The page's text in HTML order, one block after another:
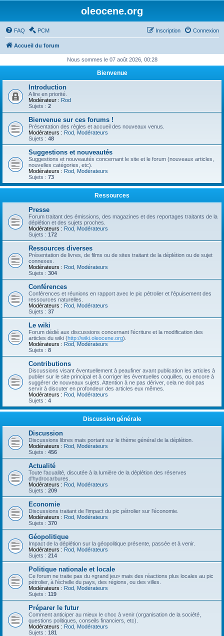
oleocene.org
FAQ PCM Connexion
Inscription
Accueil du forum
Nous sommes le 07 août 2026, 00:28
Bienvenue
Introduction
A lire en priorité.
Modérateur : Rod
Sujets : 2
Bienvenue sur ces forums !
Présentation des règles et accueil des nouveaux venus.
Modérateurs : Rod Modérateurs
Sujets : 48
Suggestions et nouveautés
Suggestions et nouveautés concernant le site et le forum (nouveaux articles,
nouvelles catégories, etc).
Modérateurs : Rod Modérateurs
Sujets : 73
Ressources
Presse
Forum traitant des émissions, des magazines et des reportages traitants de la
déplétion et des sujets proches.
Modérateurs : Rod Modérateurs
Sujets : 172
Ressources diverses
Présentation de livres, de films ou de sites traitant de la déplétion ou de sujet
connexes.
Modérateurs : Rod Modérateurs
Sujets : 304
Conférences
Conférences et réunions en rapport avec le pic pétrolier et l'épuisement des
ressources naturelles.
Modérateurs : Rod Modérateurs
Sujets : 37
Le wiki
Forum dédié aux discussions concernant l'écriture et la modification des
articles du wiki (http://wiki.oleocene.org).
Modérateurs : Rod Modérateurs
Sujets : 8
Contributions
Discussions visant éventuellement à peaufiner avant publication les articles à
publier sur le site principal et à corriger les éventuelles coquilles, ou encore à
suggérer de nouveaux sujets. Attention à ne pas dériver, cela ne doit pas
servir à discuter en profondeur des articles eux mêmes.
Modérateurs : Rod Modérateurs
Sujets : 4
Discussion générale
Discussion
Discussions libres mais portant sur le thème général de la déplétion.
Modérateurs : Rod Modérateurs
Sujets : 456
Actualité
Toute l'acualité, discutée à la lumière de la déplétion des réserves
d'hydrocarbures.
Modérateurs : Rod Modérateurs
Sujets : 209
Economie
Discussions traitant de l'impact du pic pétrolier sur l'économie.
Modérateurs : Rod Modérateurs
Sujets : 370
Géopolitique
Impact de la déplétion sur la géopolitique présente, passée et à venir.
Modérateurs : Rod Modérateurs
Sujets : 214
Politique nationale et locale
Ce forum ne traite pas du «grand jeu» mais des réactions plus locales au pic
pétrolier, à l'échelle du pays, des régions, ou des villes.
Modérateurs : Rod Modérateurs
Sujets : 119
Préparer le futur
Comment anticiper au mieux le choc à venir (organisation de la société,
questions politiques, conseils financiers, etc).
Modérateurs : Rod Modérateurs
Sujets : 181